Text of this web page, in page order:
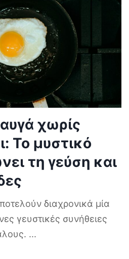
χωρίς
Το μυστικό
τη γεύση και
διαχρονικά μία
γευστικές συνήθειες
...